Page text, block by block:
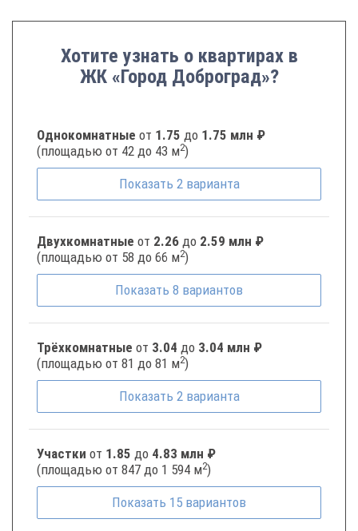
Хотите узнать о квартирах в
ЖК «Город Доброград»?
Однокомнатные от 1.75 до 1.75 млн ₽
(площадью от 42 до 43 м2)
Показать 2 варианта
Двухкомнатные от 2.26 до 2.59 млн ₽
(площадью от 58 до 66 м2)
Показать 8 вариантов
Трёхкомнатные от 3.04 до 3.04 млн ₽
(площадью от 81 до 81 м2)
Показать 2 варианта
Участки от 1.85 до 4.83 млн ₽
(площадью от 847 до 1 594 м2)
Показать 15 вариантов